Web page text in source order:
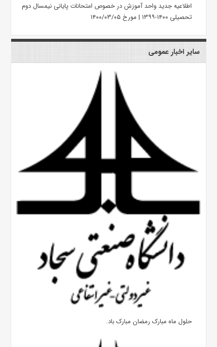
اطلاعیه جدید واحد آموزش در خصوص امتحانات پایانى نیمسال دوم
تحصیلی ۱۴۰۰-۱۳۹۹ | مورخ ۱۴۰۰/۰۳/۰۵
سایر اخبار عمومی
حلول ماه مبارک رمضان مبارک باد.